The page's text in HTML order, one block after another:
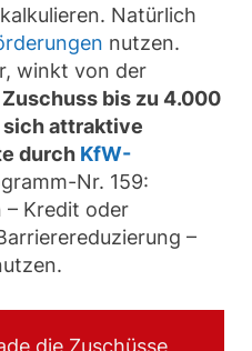
Natürlich
nutzen.
winkt von der
Zuschuss bis zu 4.000
sich attraktive
durch KfW-
Nr. 159:
– Kredit oder
–
die Zuschüsse